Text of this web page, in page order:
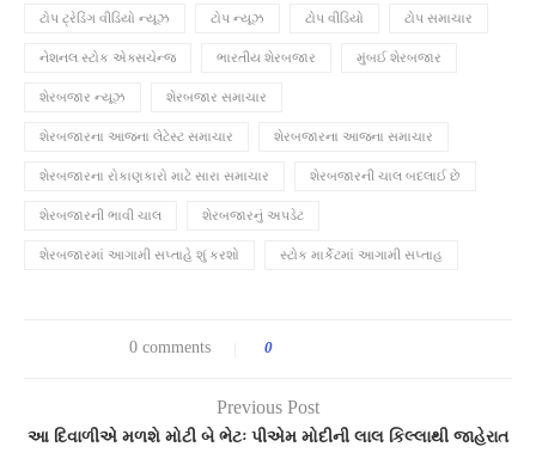
ટોપ ટ્રેડિંગ વીડિયો ન્યૂઝ ટોપ ન્યૂઝ ટોપ વીડિયો ટોપ સમાચાર
નેશનલ સ્ટોક એક્સચેન્જ ભારતીય શેરબજાર મુંબઈ શેરબજાર
શેરબજાર ન્યૂઝ શેરબજાર સમાચાર
શેરબજારના આજના લેટેસ્ટ સમાચાર શેરબજારના આજના સમાચાર
શેરબજારના રોકાણકારો માટે સારા સમાચાર શેરબજારની ચાલ બદલાઈ છે
શેરબજારની ભાવી ચાલ શેરબજારનું અપડેટ
શેરબજારમાં આગામી સપ્તાહે શું કરશો સ્ટોક માર્કેટમાં આગામી સપ્તાહ
0 comments 0
Previous Post
આ દિવાળીએ મળશે મોટી બે ભેટઃ પીએમ મોદીની લાલ કિલ્લાથી જાહેરાત